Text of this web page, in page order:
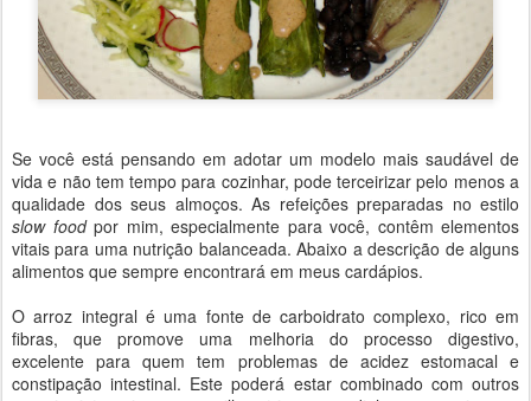
Se você está pensando em adotar um modelo mais saudável de
vida e não tem tempo para cozinhar, pode terceirizar pelo menos a
qualidade dos seus almoços. As refeições preparadas no estilo
slow foodpor mim, especialmente para você, contêm elementos
vitais para uma nutrição balanceada. Abaixo a descrição de alguns
alimentos que sempre encontrará em meus cardápios.
O arroz integral é uma fonte de carboidrato complexo, rico em
fibras, que promove uma melhoria do processo digestivo,
excelente para quem tem problemas de acidez estomacal e
constipação intestinal. Este poderá estar combinado com outros